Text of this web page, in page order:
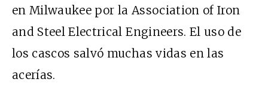
en Milwaukee por la Association of Iron
and Steel Electrical Engineers. El uso de
los cascos salvó muchas vidas en las
acerías.